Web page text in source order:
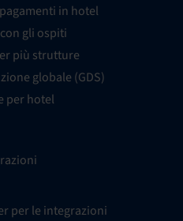
in hotel
gli ospiti
più strutture
globale (GDS)
per hotel
per le integrazioni